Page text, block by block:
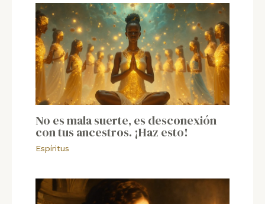
No es mala suerte, es desconexión
con tus ancestros. ¡Haz esto!
Espíritus